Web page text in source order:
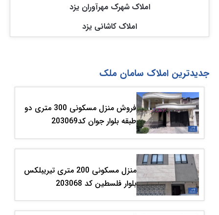
املاک شهرک مهرآوران یزد
املاک کاشانی یزد
جدیدترین املاک سامان ملک
فروش منزل مسکونی 300 متری دو
طبقه بلوار جوان کد203069
منزل مسکونی 200 متری تیریبلکس
بلوار فلسطین کد 203068